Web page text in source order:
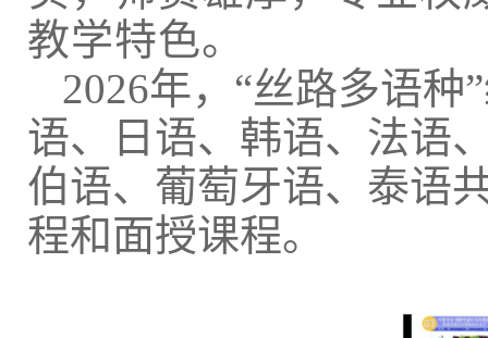
教学特色。
2026年，“丝路多语
语、日语、韩语、法语
伯语、葡萄牙语、泰语
程和面授课程。